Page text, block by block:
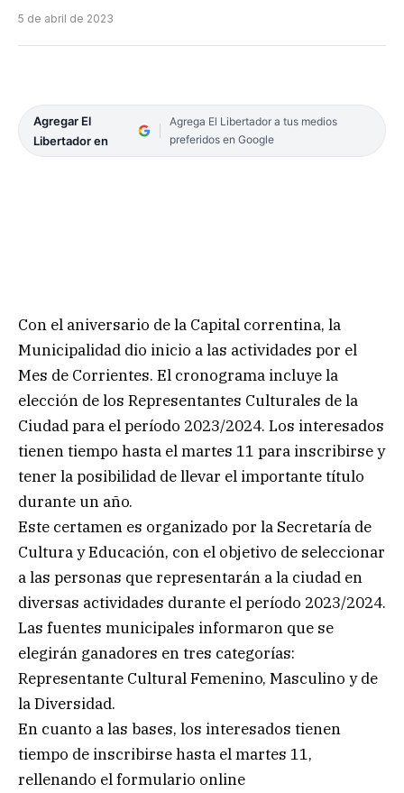
5 de abril de 2023
Agregar El
Libertador en
Agrega El Libertador a tus medios
preferidos en Google
Con el aniversario de la Capital correntina, la
Municipalidad dio inicio a las actividades por el
Mes de Corrientes. El cronograma incluye la
elección de los Representantes Culturales de la
Ciudad para el período 2023/2024. Los interesados
tienen tiempo hasta el martes 11 para inscribirse y
tener la posibilidad de llevar el importante título
durante un año.
Este certamen es organizado por la Secretaría de
Cultura y Educación, con el objetivo de seleccionar
a las personas que representarán a la ciudad en
diversas actividades durante el período 2023/2024.
Las fuentes municipales informaron que se
elegirán ganadores en tres categorías:
Representante Cultural Femenino, Masculino y de
la Diversidad.
En cuanto a las bases, los interesados tienen
tiempo de inscribirse hasta el martes 11,
rellenando el formulario online